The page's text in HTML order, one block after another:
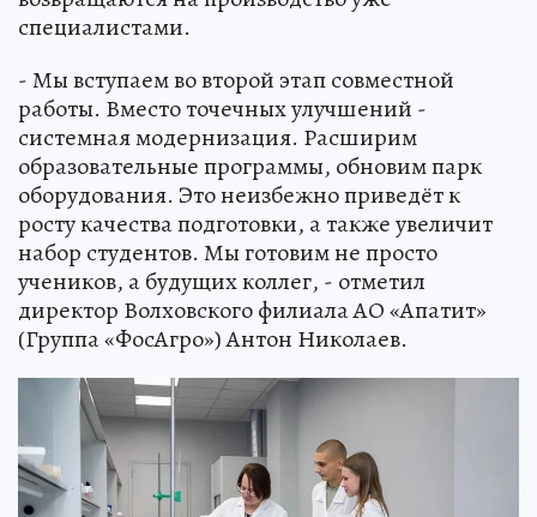
специалистами.
- Мы вступаем во второй этап совместной
работы. Вместо точечных улучшений -
системная модернизация. Расширим
образовательные программы, обновим парк
оборудования. Это неизбежно приведёт к
росту качества подготовки, а также увеличит
набор студентов. Мы готовим не просто
учеников, а будущих коллег, - отметил
директор Волховского филиала АО «Апатит»
(Группа «ФосАгро») Антон Николаев.